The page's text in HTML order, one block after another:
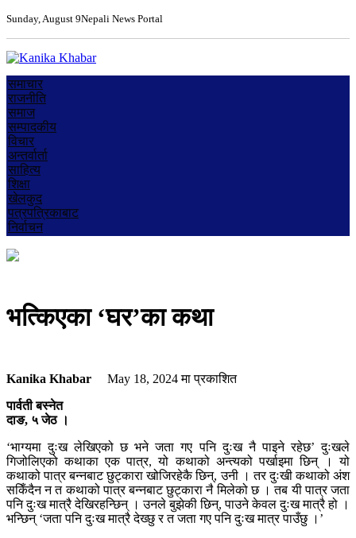
Sunday, August 9Nepali News Portal
समाचार
राजनीति
समाज
सम्पादकीय
विचार
अन्तर्वार्ता
साहित्य
शिक्षा
खेलकुद
पत्रपत्रिकाबाट
निर्वाचन
भत्किएका ‘घर’का कथा
Kanika Khabar May 18, 2024मा प्रकाशित
पार्वती बस्नेत
दाङ, ५ जेठ ।
‘भाग्यमा दुःख लेखिएको छ भने जता गए पनि दुःख नै पाइने रहेछ’ दुःखले
गिजोलिएको कथाका एक पात्र, यो कथाको अन्त्यको पर्खाइमा छिन् । यो
कथाको पात्र बन्नबाट छुट्कारा खोजिरहेकै छिन्, उनी । तर दुःखी कथाको अंश
सकिँदैन न त कथाको पात्र बन्नबाट छुट्कारा नै मिलेको छ । तब यी पात्र जता
पनि दुःख मात्रै देखिरहन्छिन् । उनले बुझेकी छिन्, पाउने केवल दुःख मात्रै हो ।
भन्छिन् ‘जता पनि दुःख मात्रै देख्छु र त जता गए पनि दुःख मात्र पाउँछु ।’